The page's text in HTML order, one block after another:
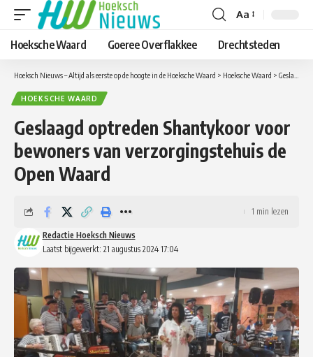
Lettergrootte
aanpassen
Aa
Hoeksche Waard Goeree Overflakkee Drechtsteden
Hoeksch Nieuws – Altijd als eerste op de hoogte in de Hoeksche Waard > Hoeksche Waard > Geslaagd optreden Shantykoor voor bewoners van verzorgingstehuis de Open Waard
HOEKSCHE WAARD
Geslaagd optreden Shantykoor voor
bewoners van verzorgingstehuis de
Open Waard
Laatst bijgewerkt: 21 augustus 2024 17:04
Redactie Hoeksch Nieuws
1 min lezen